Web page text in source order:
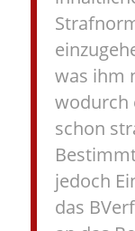
was ihm
wodurch
schon
jedoch
das